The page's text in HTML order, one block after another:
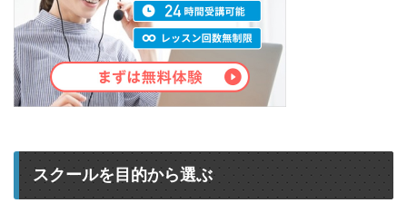
スクールを目的から選ぶ